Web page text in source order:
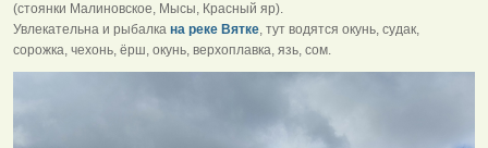
(стоянки Малиновское, Мысы, Красный яр).
Увлекательна и рыбалка на реке Вятке, тут водятся окунь, судак,
сорожка, чехонь, ёрш, окунь, верхоплавка, язь, сом.